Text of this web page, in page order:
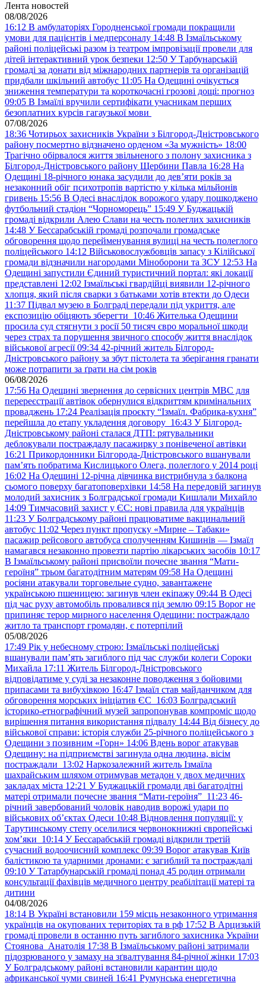
Лента новостей
08/08/2026
16:12 В амбулаторіях Городненської громади покращили
умови для пацієнтів і медперсоналу 14:48 В Ізмаїльському
районі поліцейські разом із театром імпровізації провели для
дітей інтерактивний урок безпеки 12:50 У Тарбунарській
громаді за донати від міжнародних партнерів та організацій
придбали шкільний автобус 11:05 На Одещині очікується
зниження температури та короткочасні грозові дощі: прогноз
09:05 В Ізмаїлі вручили сертифікати учасникам перших
безоплатних курсів гагаузької мови
07/08/2026
18:36 Чотирьох захисників України з Білгород-Дністровського
району посмертно відзначено орденом «За мужність» 18:00
Трагічно обірвалося життя звільненого з полону захисника з
Білгород-Дністровського району Щербини Павла 16:28 На
Одещині 18-річного юнака засудили до дев’яти років за
незаконний обіг психотропів вартістю у кілька мільйонів
гривень 15:56 В Одесі внаслідок ворожого удару пошкоджено
футбольний стадіон “Чорноморець” 15:49 У Буджацькій
громаді відкрили Алею Слави на честь полеглих захисників
14:48 У Бессарабській громаді розпочали громадське
обговорення щодо перейменування вулиці на честь полеглого
поліцейського 14:12 Військовослужбовців запасу з Кілійської
громади відзначили нагородами Міноборони та ЗСУ 12:53 На
Одещині запустили Єдиний туристичний портал: які локації
представлені 12:02 Ізмаїльські гвардійці виявили 12-річного
хлопця, який після сварки з батьками хотів втекти до Одеси
11:37 Підвал музею в Болграді передали під укриття, але
експозицію обіцяють зберегти 10:46 Жителька Одещини
просила суд стягнути з росії 50 тисяч євро моральної шкоди
через страх та порушення звичного способу життя внаслідок
військової агресії 09:34 42-річний житель Білгород-
Дністровського району за збут пістолета та зберігання гранати
може потрапити за ґрати на сім років
06/08/2026
17:56 На Одещині звернення до сервісних центрів МВС для
перереєстрації автівок обернулися відкриттям кримінальних
проваджень 17:24 Реалізація проєкту “Ізмаїл. Фабрика-кухня”
перейшла до етапу укладення договору 16:43 У Білгород-
Дністровському районі сталася ДТП: рятувальники
деблокували постраждалу пасажирку з понівеченої автівки
16:21 Прикордонники Білгорода-Дністровського вшанували
пам’ять побратима Кислицького Олега, полеглого у 2014 році
16:02 На Одещині 12-річна дівчинка вистрибнула з балкона
сьомого поверху багатоповерхівки 14:58 На передовій загинув
молодий захисник з Болградської громади Кишлали Михайло
14:09 Тимчасовий захист у ЄС: нові правила для українців
11:23 У Болградському районі працюватиме вакцинальний
автобус 11:02 Через пункт пропуску «Мирне – Табаки»
пасажир рейсового автобуса сполученням Кишинів — Ізмаїл
намагався незаконно провезти партію лікарських засобів 10:17
В Ізмаїльському районі присвоїли почесне звання “Мати-
героїня” трьом багатодітним матерям 09:58 На Одещині
росіяни атакували торговельне судно, завантажене
українською пшеницею: загинув член екіпажу 09:44 В Одесі
під час руху автомобіль провалився під землю 09:15 Ворог не
припиняє терор мирного населення Одещини: постраждало
житло та транспорт громадян, є потерпілий
05/08/2026
17:49 Рік у небесному строю: Ізмаїльські поліцейські
вшанували пам’ять загиблого під час служби колеги Сороки
Михайла 17:11 Житель Білгород-Дністровського
відповідатиме у суді за незаконне поводження з бойовими
припасами та вибухівкою 16:47 Ізмаїл став майданчиком для
обговорення морських ініціатив ЄС 16:03 Болградський
історико-етнографічний музей запропонував компроміс щодо
вирішення питання використання підвалу 14:44 Від бізнесу до
військової справи: історія служби 25-річного поліцейського з
Одещини з позивним «Горн» 14:06 Вдень ворог атакував
Одещину: на підприємстві загинула одна людина, вісім
постраждали 13:02 Наркозалежний житель Ізмаїла
шахрайським шляхом отримував метадон у двох медичних
закладах міста 12:21 У Буджацькій громади дві багатодітні
матері отримали почесне звання “Мати-героїня” 11:23 46-
річний завербований чоловік наводив ворожі удари по
військових обʼєктах Одеси 10:48 Відновлення популяції: у
Тарутинському степу оселилися червонокнижні європейські
хом’яки 10:14 У Бессарабській громаді відкрили третій
сучасний водоочисний комплекс 09:39 Ворог атакував Київ
балістикою та ударними дронами: є загиблий та постраждалі
09:10 У Татарбунарській громаді понад 45 родин отримали
консультації фахівців медичного центру реабілітації матері та
дитини
04/08/2026
18:14 В Україні встановили 159 місць незаконного утримання
українців на окупованих територіях та в рф 17:52 В Арцизькій
громаді провели в останню путь загиблого захисника України
Стоянова Анатолія 17:38 В Ізмаїльському районі затримали
підозрюваного у замаху на зґвалтування 84-річної жінки 17:03
У Болградському районі встановили карантин щодо
африканської чуми свиней 16:41 Румунська енергетична